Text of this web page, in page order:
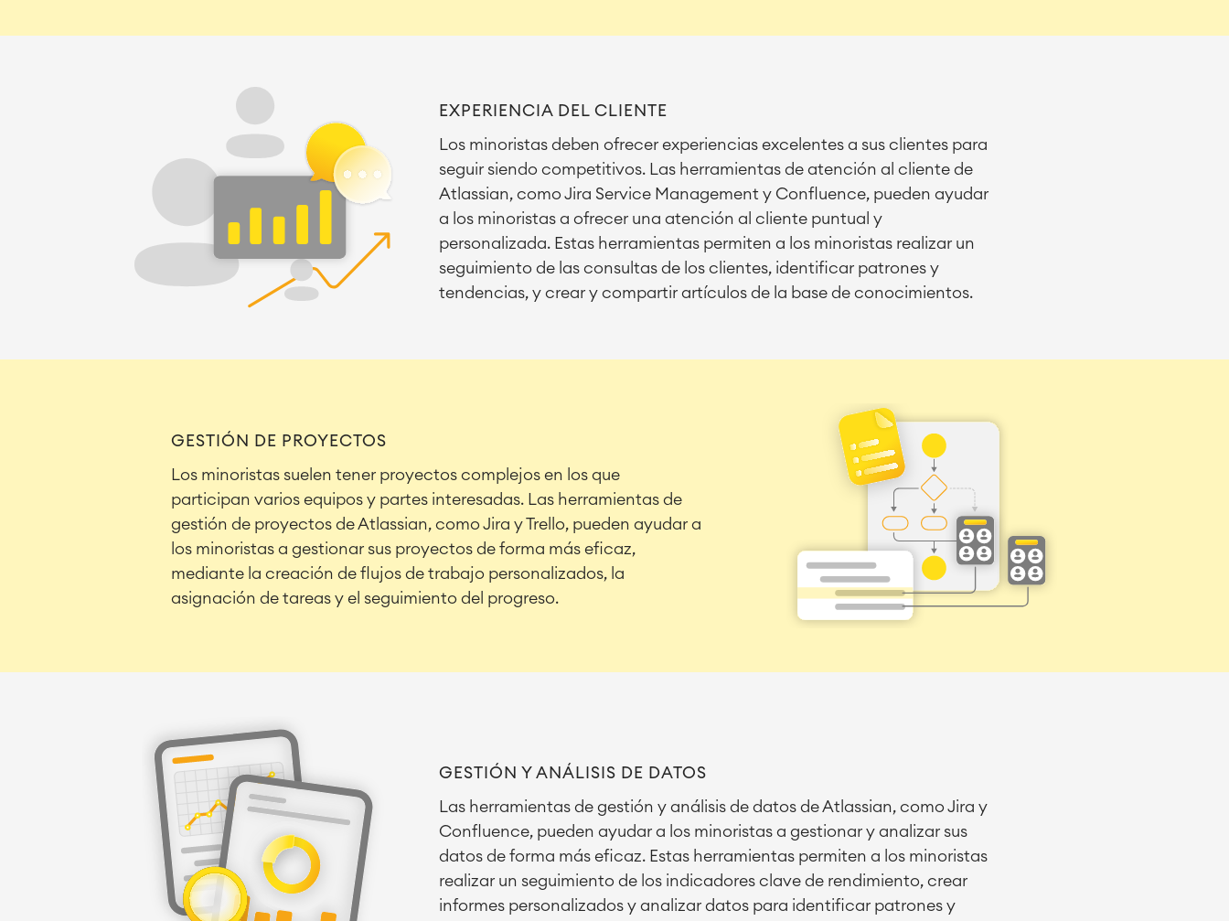
EXPERIENCIA DEL CLIENTE
Los minoristas deben ofrecer experiencias excelentes a sus clientes para
seguir siendo competitivos. Las herramientas de atención al cliente de
Atlassian, como Jira Service Management y Confluence, pueden ayudar
a los minoristas a ofrecer una atención al cliente puntual y
personalizada. Estas herramientas permiten a los minoristas realizar un
seguimiento de las consultas de los clientes, identificar patrones y
tendencias, y crear y compartir artículos de la base de conocimientos.
GESTIÓN DE PROYECTOS
Los minoristas suelen tener proyectos complejos en los que
participan varios equipos y partes interesadas. Las herramientas de
gestión de proyectos de Atlassian, como Jira y Trello, pueden ayudar a
los minoristas a gestionar sus proyectos de forma más eficaz,
mediante la creación de flujos de trabajo personalizados, la
asignación de tareas y el seguimiento del progreso.
GESTIÓN Y ANÁLISIS DE DATOS
Las herramientas de gestión y análisis de datos de Atlassian, como Jira y
Confluence, pueden ayudar a los minoristas a gestionar y analizar sus
datos de forma más eficaz. Estas herramientas permiten a los minoristas
realizar un seguimiento de los indicadores clave de rendimiento, crear
informes personalizados y analizar datos para identificar patrones y